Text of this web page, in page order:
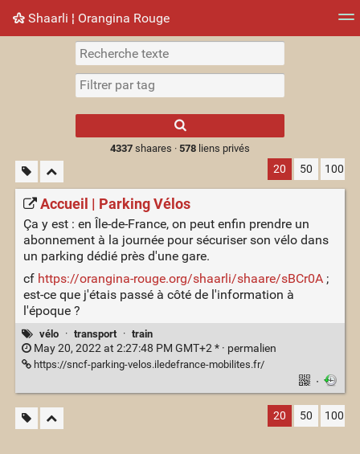
Shaarli ¦ Orangina Rouge
Nuage de tags Mur d'images
results.
4337shaares · 578liens privés
20 50 100
Accueil | Parking Vélos
Ça y est : en Île-de-France, on peut enfin prendre un
abonnement à la journée pour sécuriser son vélo dans
un parking dédié près d'une gare.
cf https://orangina-rouge.org/shaarli/shaare/sBCr0A;
est-ce que j'étais passé à côté de l'information à
l'époque ?
vélo · transport · train
May 20, 2022 at 2:27:48 PM GMT+2 * · permalien
https://sncf-parking-velos.iledefrance-mobilites.fr/
·
20 50 100